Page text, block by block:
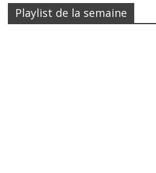
Playlist de la semaine